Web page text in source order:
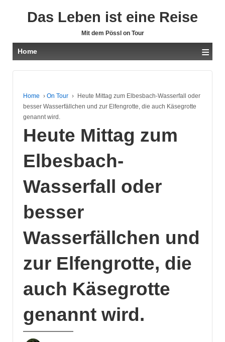
Das Leben ist eine Reise
Mit dem Pössl on Tour
Home ≡
Home › On Tour ›
Heute Mittag zum Elbesbach-Wasserfall oder
besser Wasserfällchen und zur Elfengrotte, die auch Käsegrotte
genannt wird.
Heute Mittag zum
Elbesbach-
Wasserfall oder
besser
Wasserfällchen und
zur Elfengrotte, die
auch Käsegrotte
genannt wird.